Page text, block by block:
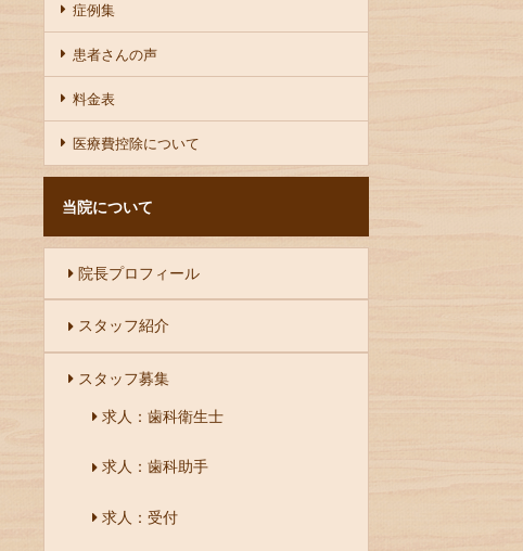
症例集
患者さんの声
料金表
医療費控除について
当院について
院長プロフィール
スタッフ紹介
スタッフ募集
求人：歯科衛生士
求人：歯科助手
求人：受付